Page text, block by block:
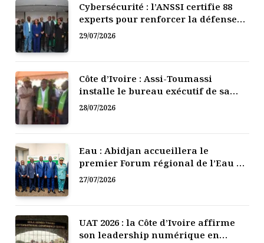
Cybersécurité : l’ANSSI certifie 88
experts pour renforcer la défense
numérique de la Côte d’Ivoire
29/07/2026
Côte d’Ivoire : Assi-Toumassi
installe le bureau exécutif de sa
mutuelle de développement
28/07/2026
Eau : Abidjan accueillera le
premier Forum régional de l’Eau de
l’Afrique de l’Ouest
27/07/2026
UAT 2026 : la Côte d’Ivoire affirme
son leadership numérique en